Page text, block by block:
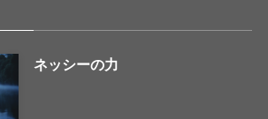
ネッシーの力